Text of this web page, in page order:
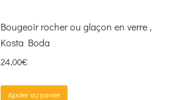
Bougeoir rocher ou glaçon en verre ,
Kosta Boda
24,00€
Ajouter au panier